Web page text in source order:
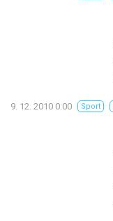
9. 12. 2010 0:00 Sport